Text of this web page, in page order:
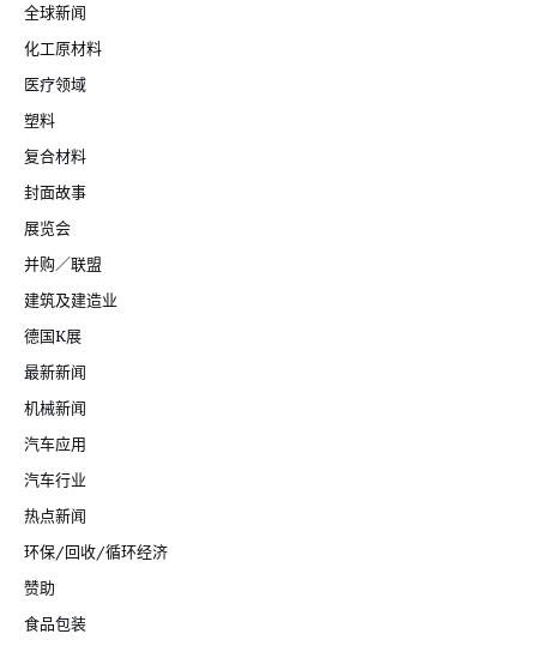
全球新闻
化工原材料
医疗领域
塑料
复合材料
封面故事
展览会
并购／联盟
建筑及建造业
德国K展
最新新闻
机械新闻
汽车应用
汽车行业
热点新闻
环保/回收/循环经济
赞助
食品包装